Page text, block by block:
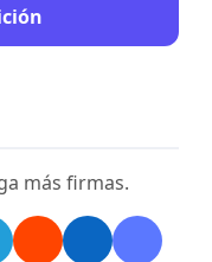
más firmas.